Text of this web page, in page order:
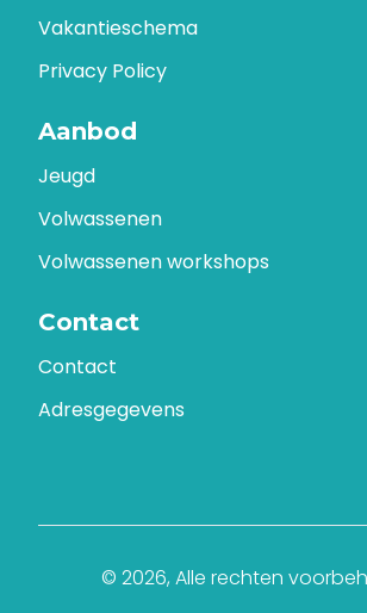
Vakantieschema
Privacy Policy
Aanbod
Jeugd
Volwassenen
Volwassenen workshops
Contact
Contact
Adresgegevens
© 2026, Alle rechten